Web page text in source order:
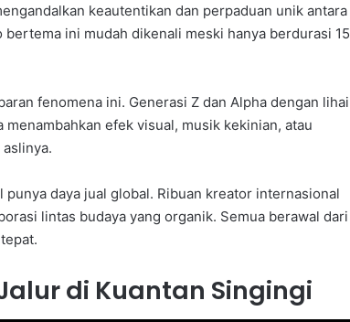
keautentikan dan perpaduan unik antara
ini mudah dikenali meski hanya berdurasi 15
fenomena ini. Generasi Z dan Alpha dengan lihai
efek visual, musik kekinian, atau
daya jual global. Ribuan kreator internasional
lintas budaya yang organik. Semua berawal dari
di Kuantan Singingi